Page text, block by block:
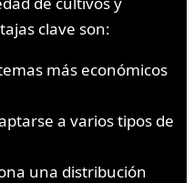
clave son:
más económicos
a varios tipos de
una distribución